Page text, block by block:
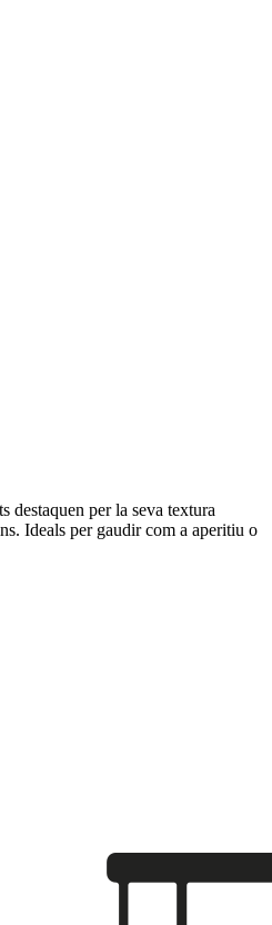
destaquen per la seva textura
Ideals per gaudir com a aperitiu o